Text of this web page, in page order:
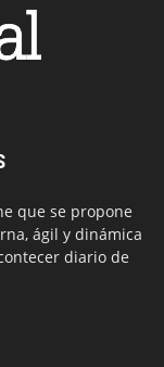
que se propone
ágil y dinámica
diario de